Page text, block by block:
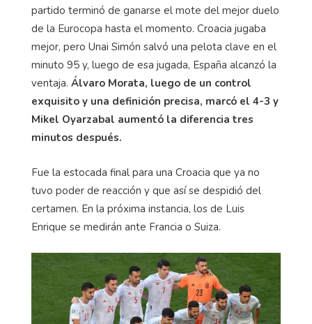
partido terminó de ganarse el mote del mejor duelo
de la Eurocopa hasta el momento. Croacia jugaba
mejor, pero Unai Simón salvó una pelota clave en el
minuto 95 y, luego de esa jugada, España alcanzó la
ventaja. Álvaro Morata, luego de un control
exquisito y una definición precisa, marcó el 4-3 y
Mikel Oyarzabal aumentó la diferencia tres
minutos después.
Fue la estocada final para una Croacia que ya no
tuvo poder de reacción y que así se despidió del
certamen. En la próxima instancia, los de Luis
Enrique se medirán ante Francia o Suiza.